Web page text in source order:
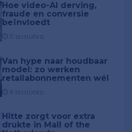
Hoe video-AI derving,
fraude en conversie
beïnvloedt
Van hype naar houdbaar
model: zo werken
retailabonnementen wél
Hitte zorgt voor extra
drukte in Mall of the